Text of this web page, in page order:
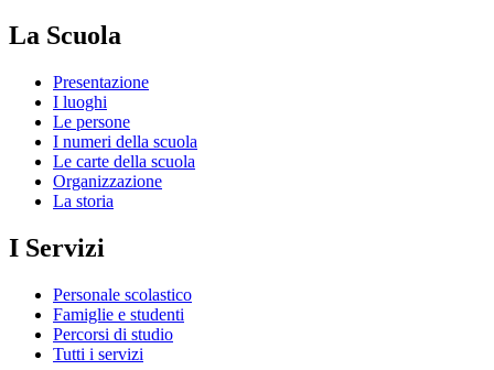
La Scuola
Presentazione
I luoghi
Le persone
I numeri della scuola
Le carte della scuola
Organizzazione
La storia
I Servizi
Personale scolastico
Famiglie e studenti
Percorsi di studio
Tutti i servizi